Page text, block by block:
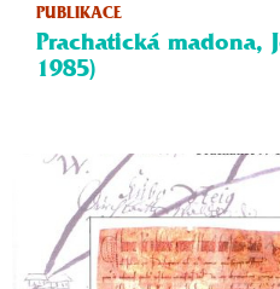
PUBLIKACE
Prachatická madona,
1985)